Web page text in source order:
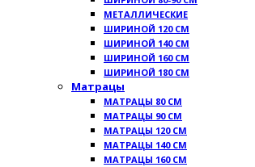
МЕТАЛЛИЧЕСКИЕ
ШИРИНОЙ 120 СМ
ШИРИНОЙ 140 СМ
ШИРИНОЙ 160 СМ
ШИРИНОЙ 180 СМ
Матрацы
МАТРАЦЫ 80 СМ
МАТРАЦЫ 90 СМ
МАТРАЦЫ 120 СМ
МАТРАЦЫ 140 СМ
МАТРАЦЫ 160 СМ